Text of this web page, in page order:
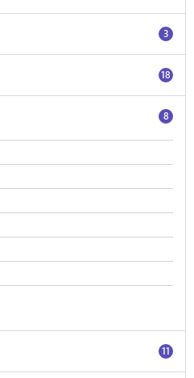
3
18
8
11